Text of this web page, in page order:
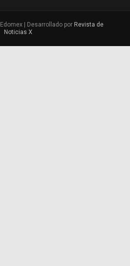
| Desarrollado por Revista de
Noticias X